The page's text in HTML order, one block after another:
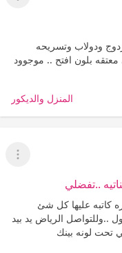
عرض
ودولاب وتسريحه
لونه بني معتقه بلون افتح .. موجوود
المنزل والديكور
عرض
..تفضلي
كاتبه عليها كل شئ
..وللتواصل الرياض يد بيد
تحت لونه بينك